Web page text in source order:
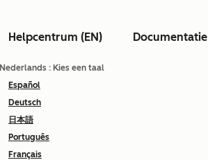
Helpcentrum (EN) Documentatie
Nederlands : Kies een taal
Español
Deutsch
日本語
Português
Français